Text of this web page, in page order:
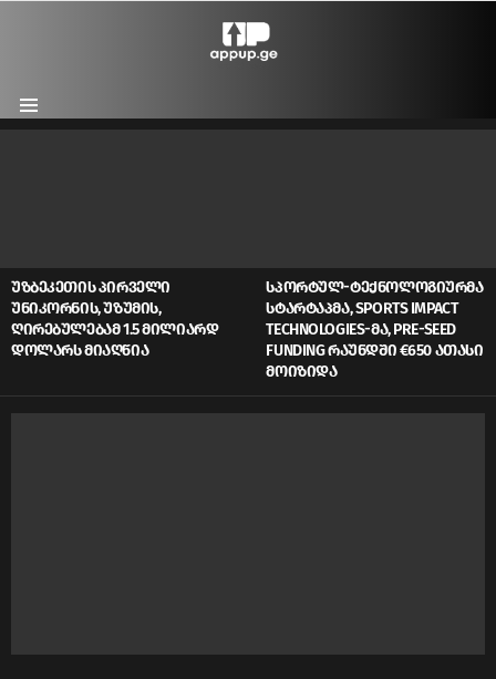
Menu
ᲣᲖᲑᲔᲙᲔᲗᲘᲡ ᲞᲘᲠᲕᲔᲚᲘ
ᲣᲜᲘᲙᲝᲠᲜᲘᲡ, ᲣᲖᲣᲛᲘᲡ,
ᲦᲘᲠᲔᲑᲣᲚᲔᲑᲐᲛ 1.5 ᲛᲘᲚᲘᲐᲠᲓ
ᲓᲝᲚᲐᲠᲡ ᲛᲘᲐᲦᲬᲘᲐ
ᲡᲞᲝᲠᲢᲣᲚ-ᲢᲔᲥᲜᲝᲚᲝᲒᲘᲣᲠᲛᲐ
ᲡᲢᲐᲠᲢᲐᲞᲛᲐ, SPORTS IMPACT
TECHNOLOGIES-ᲛᲐ, PRE-SEED
FUNDING ᲠᲐᲣᲜᲓᲨᲘ €650 ᲐᲗᲐᲡᲘ
ᲛᲝᲘᲖᲘᲓᲐ